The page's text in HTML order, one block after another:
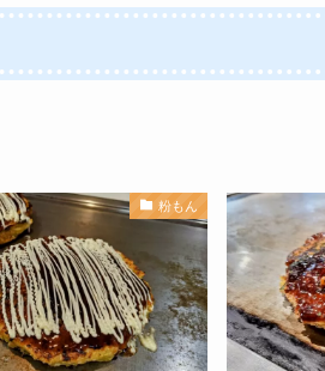
粉もん